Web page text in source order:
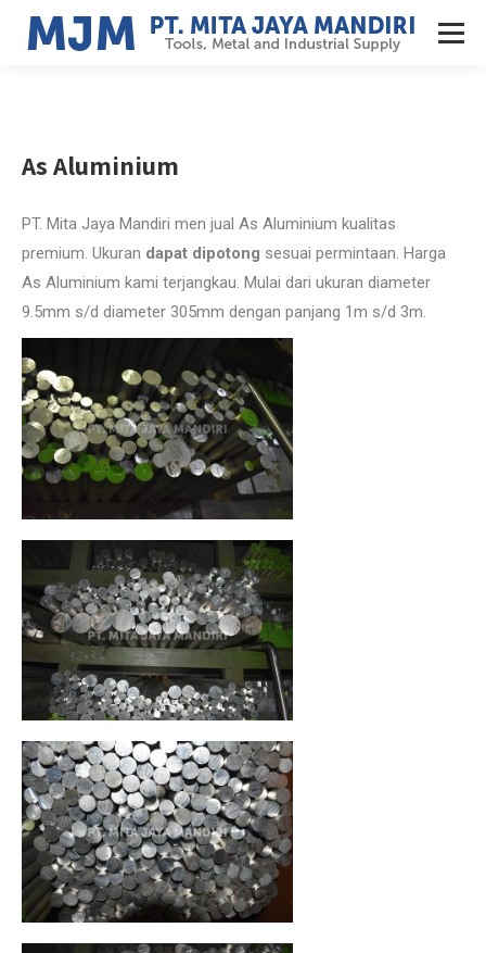
As Aluminium
PT. Mita Jaya Mandiri men jual As Aluminium kualitas
premium. Ukuran dapat dipotong sesuai permintaan. Harga
As Aluminium kami terjangkau. Mulai dari ukuran diameter
9.5mm s/d diameter 305mm dengan panjang 1m s/d 3m.